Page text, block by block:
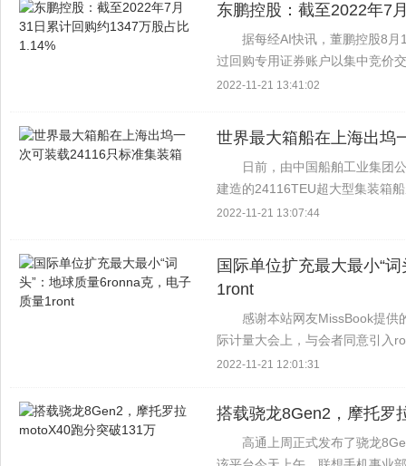
东鹏控股：截至2022年7
据每经AI快讯，董鹏控股8
过回购专用证券账户以集中竞价
股本的1.14%，其中最高交易价
2022-11-21 13:41:02
世界最大箱船在上海出坞
日前，由中国船舶工业集团
建造的24116TEU超大型集装箱
的最大集装箱船，也是今年6月
2022-11-21 13:07:44
国际单位扩充最大最小“
1ront
感谢本站网友MissBook提供
际计量大会上，与会者同意引入
前缀。 其中，罗纳代表27个零
2022-11-21 12:01:31
搭载骁龙8Gen2，摩托罗
高通上周正式发布了骁龙